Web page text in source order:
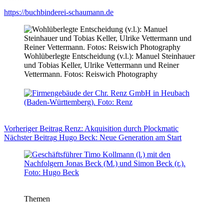
https://buchbinderei-schaumann.de
Wohlüberlegte Entscheidung (v.l.): Manuel Steinhauer
und Tobias Keller, Ulrike Vettermann und Reiner
Vettermann. Fotos: Reiswich Photography
VorherigerBeitrag Renz: Akquisition durch Plockmatic
NächsterBeitrag Hugo Beck: Neue Generation am Start
Themen